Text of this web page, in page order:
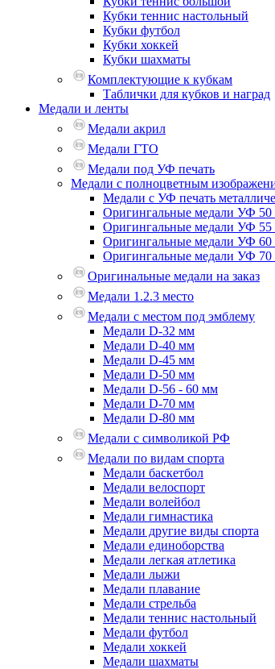
Кубки теннис настольный
Кубки футбол
Кубки хоккей
Кубки шахматы
Комплектующие к кубкам
Таблички для кубков и наград
Медали и ленты
Медали акрил
Медали ГТО
Медали под УФ печать
Медали с полноцветным
Медали с УФ печать
Оригингальные медали УФ
Оригингальные медали УФ
Оригингальные медали УФ
Оригингальные медали УФ
Оригинальные медали на заказ
Медали 1.2.3 место
Медали с местом под эмблему
Медали D-32 мм
Медали D-40 мм
Медали D-45 мм
Медали D-50 мм
Медали D-56 - 60 мм
Медали D-70 мм
Медали D-80 мм
Медали с символикой РФ
Медали по видам спорта
Медали баскетбол
Медали велоспорт
Медали волейбол
Медали гимнастика
Медали другие виды спорта
Медали единоборства
Медали легкая атлетика
Медали лыжи
Медали плавание
Медали стрельба
Медали теннис настольный
Медали футбол
Медали хоккей
Медали шахматы